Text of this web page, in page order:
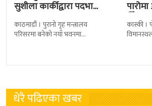
सुशीला कार्कीद्वारा पदभार
काठमाडौं । पुरानो गृह मन्त्रालय
परिसरमा बनेको नयाँ भवनमा
नवनियुक्त
पारोमा
हुँदै
कास्की ।
लागेको हो
धेरै पढिएका खबर